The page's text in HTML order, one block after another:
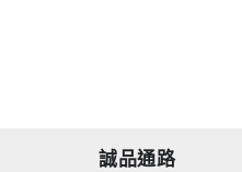
誠品通路